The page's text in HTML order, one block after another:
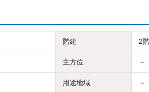
階建 2
主方位 －
用途地域 －